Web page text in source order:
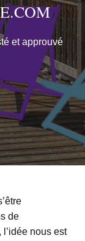
et approuvé
de
, l’idée nous est